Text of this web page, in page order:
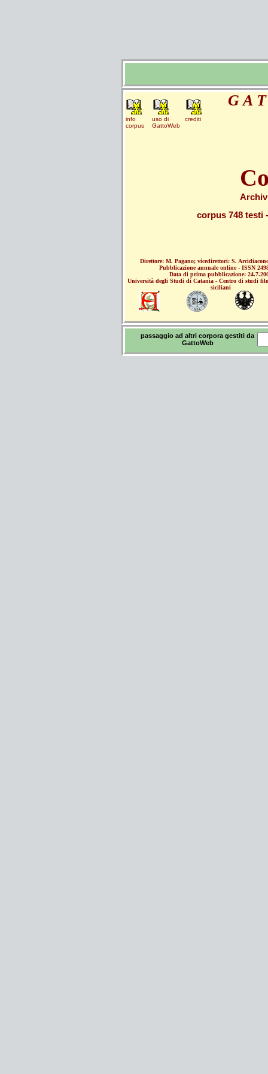
G A
info
corpus
uso di
GattoWeb
crediti
corpus 748 testi
Direttore: M. Pagano; vicedirettori: S.
Pubblicazione annuale online - ISSN
Data di prima pubblicazione:
Università degli Studi di Catania - Centro di studi
siciliani
passaggio ad altri corpora gestiti da
GattoWeb